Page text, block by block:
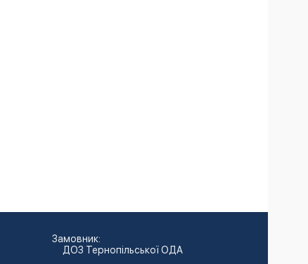
Замовник:
ДОЗ Тернопільської ОДА